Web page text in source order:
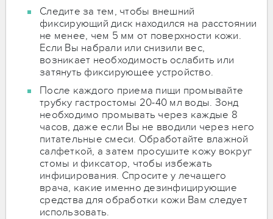
Следите за тем, чтобы внешний
фиксирующий диск находился на расстоянии
не менее, чем 5 мм от поверхности кожи.
Если Вы набрали или снизили вес,
возникает необходимость ослабить или
затянуть фиксирующее устройство.
После каждого приема пищи промывайте
трубку гастростомы 20-40 мл воды. Зонд
необходимо промывать через каждые 8
часов, даже если Вы не вводили через него
питательные смеси. Обработайте влажной
салфеткой, а затем просушите кожу вокруг
стомы и фиксатор, чтобы избежать
инфицирования. Спросите у лечащего
врача, какие именно дезинфицирующие
средства для обработки кожи Вам следует
использовать.